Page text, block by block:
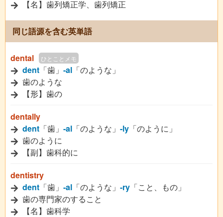
【名】歯列矯正学、歯列矯正
同じ語源を含む英単語
dental ひとことメモ
dent 「歯」 -al 「のような」
歯のような
【形】歯の
dentally
dent 「歯」 -al 「のような」 -ly 「のように」
歯のように
【副】歯科的に
dentistry
dent 「歯」 -al 「のような」 -ry 「こと、もの」
歯の専門家のすること
【名】歯科学